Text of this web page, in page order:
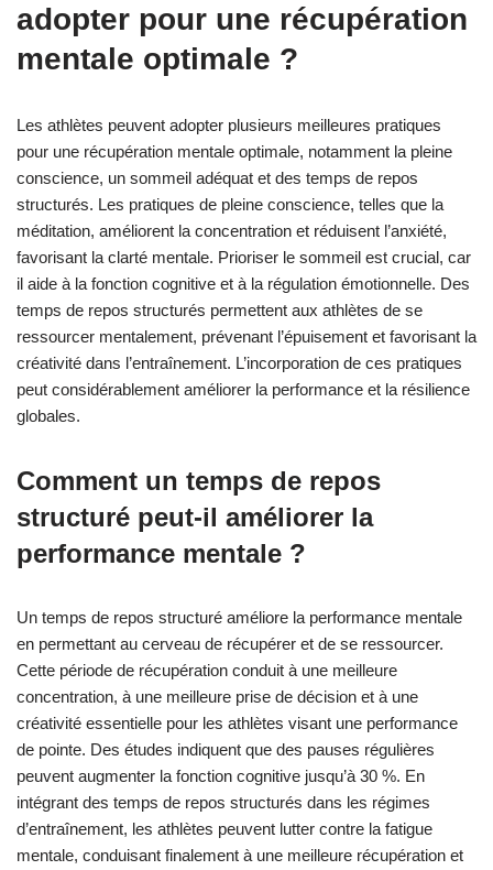
adopter pour une récupération
mentale optimale ?
Les athlètes peuvent adopter plusieurs meilleures pratiques
pour une récupération mentale optimale, notamment la pleine
conscience, un sommeil adéquat et des temps de repos
structurés. Les pratiques de pleine conscience, telles que la
méditation, améliorent la concentration et réduisent l’anxiété,
favorisant la clarté mentale. Prioriser le sommeil est crucial, car
il aide à la fonction cognitive et à la régulation émotionnelle. Des
temps de repos structurés permettent aux athlètes de se
ressourcer mentalement, prévenant l’épuisement et favorisant la
créativité dans l’entraînement. L’incorporation de ces pratiques
peut considérablement améliorer la performance et la résilience
globales.
Comment un temps de repos
structuré peut-il améliorer la
performance mentale ?
Un temps de repos structuré améliore la performance mentale
en permettant au cerveau de récupérer et de se ressourcer.
Cette période de récupération conduit à une meilleure
concentration, à une meilleure prise de décision et à une
créativité essentielle pour les athlètes visant une performance
de pointe. Des études indiquent que des pauses régulières
peuvent augmenter la fonction cognitive jusqu’à 30 %. En
intégrant des temps de repos structurés dans les régimes
d’entraînement, les athlètes peuvent lutter contre la fatigue
mentale, conduisant finalement à une meilleure récupération et